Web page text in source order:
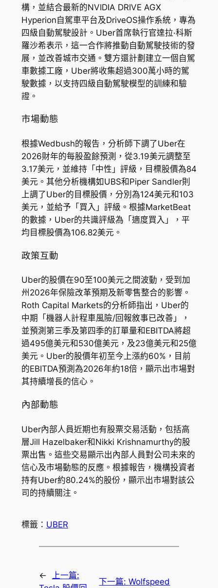
構，並結合最新的NVIDIA DRIVE AGX
Hyperion自駕車平台及DriveOS操作系統，專為
四級自動駕駛設計。Uber首席執行官達拉·科斯
羅沙希表示，這一合作將推動自動駕駛技術的發
展，並改善城市交通。雙方還計劃建立一個自駕
車數據工廠，Uber將收集超過300萬小時的駕
駛數據，以支持四級自動駕駛模型的訓練和驗
證。
市場動態
根據Wedbush的報告，分析師下調了Uber在
2026財年的每股盈餘預測，從3.19美元調整至
3.17美元，並維持「中性」評級，目標股價為84
美元。其他分析機構如UBS和Piper Sandler則
上調了Uber的目標股價，分別為124美元和103
美元，並給予「買入」評級。根據MarketBeat
的數據，Uber的共識評級為「適度買入」，平
均目標股價為106.82美元。
政策互動
Uber的股價在90至100美元之間波動，受到加
州2026年保險改革預期及新零售整合的影響。
Roth Capital Markets的分析師指出，Uber的
中期「機器人計程車風險/回報敘事已改善」，
並預測第三季及第四季的訂單量和EBITDA將超
過495億美元和530億美元，及23億美元和25億
美元。Uber的股價年初至今上漲約60%，目前
的EBITDA預測為2026年約18倍，顯示出市場對
其持續增長的信心。
內部動態
Uber內部人員近期也有股票交易活動，包括高
層Jill Hazelbaker和Nikki Krishnamurthy的股
票出售。這些交易顯示出內部人員對公司未來的
信心及市場動態的反應。根據報告，機構投資者
持有Uber約80.24%的股份，顯示出市場對該公
司的持續關注。
標籤： UBER
←
上一篇:
下一篇:Wolfspeed